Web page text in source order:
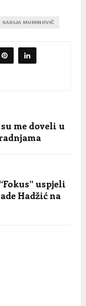
SADIJA MUMINOVIĆ
me doveli u
uspjeli
Hadžić na